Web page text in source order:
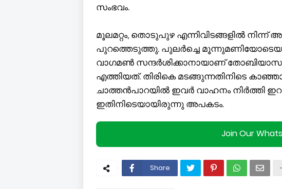
സംഭവം.
മൂലമറ്റം, തൊടുപുഴ എന്നിവിടങ്ങളിൽ
പുറത്തെടുത്തു. പുലർച്ചെ
വാഗമൺ‌ സന്ദർശിക്കാനായാണ്
എത്തിയത്. തിരികെ മടങ്ങുന്നതിനിടെ
ചാത്തൻപാറയിൽ ഇവർ വാഹനം നിർത്തി
ഇതിനിടെയായിരുന്നു അപകടം.
Join Our
Share